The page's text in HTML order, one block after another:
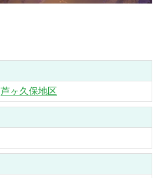
芦ヶ久保地区